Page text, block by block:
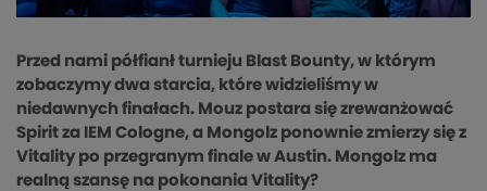
Przed nami półfianł turnieju Blast Bounty, w którym
zobaczymy dwa starcia, które widzieliśmy w
niedawnych finałach. Mouz postara się zrewanżować
Spirit za IEM Cologne, a Mongolz ponownie zmierzy się z
Vitality po przegranym finale w Austin. Mongolz ma
realną szansę na pokonania Vitality?